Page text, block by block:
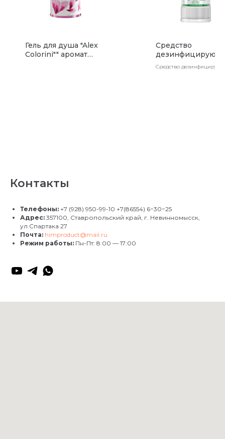
Гель для душа "Alex
Colorini"" аромат
Средство
для поверхностей
"Чисто-Быстро"
Средство
Контакты
Телефоны: +7 (928) 950-99-10 +7(86554) 6−30−25
Адрес: 357100, Ставропольский край, г. Невинномысск,
ул.Спартака 27
Почта: himproduct@mail.ru
Режим работы: Пн-Пт: 8:00 — 17:00